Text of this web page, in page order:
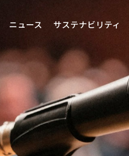
ニュース サステナビリティ